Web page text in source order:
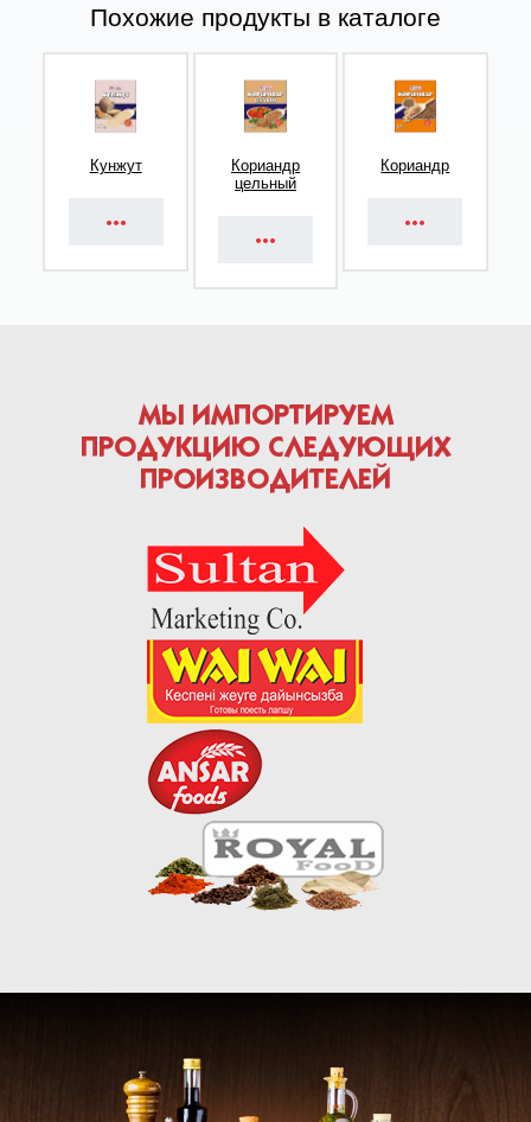
Похожие продукты в каталоге
Кунжут
Кориандр
цельный
Кориандр
МЫ ИМПОРТИРУЕМ
ПРОДУКЦИЮ СЛЕДУЮЩИХ
ПРОИЗВОДИТЕЛЕЙ